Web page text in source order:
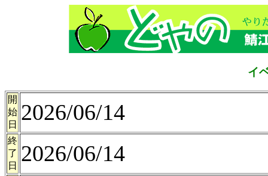
イ
開
始
日
2026/06/14
終
了
日
2026/06/14